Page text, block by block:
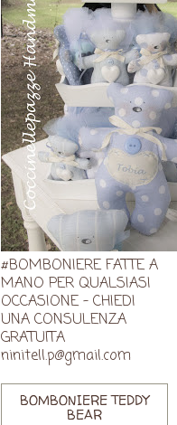
#BOMBONIERE FATTE A
MANO PER QUALSIASI
OCCASIONE - CHIEDI
UNA CONSULENZA
GRATUITA
ninitell.p@gmail.com
BOMBONIERE TEDDY
BEAR